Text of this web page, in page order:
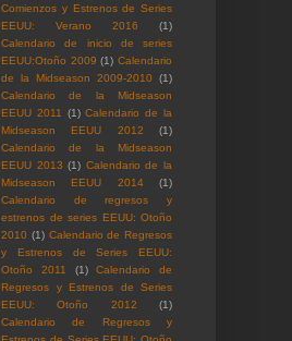
Comienzos y Estrenos de Series
EEUU: Verano 2016
(1)
Calendario de inicio de series
EEUU:Otoño 2009 (1) Calendario
de la Midseason 2009-2010
(1)
Calendario de la Midseason
EEUU 2011 (1) Calendario de la
Midseason EEUU 2012
(1)
Calendario de la Midseason
EEUU 2013 (1) Calendario de la
Midseason EEUU 2014
(1)
Calendario de regresos y
estrenos de series EEUU: Otoño
2010 (1) Calendario de Regresos
y Estrenos de Series EEUU:
Otoño 2011
(1)
Calendario de
Regresos y Estrenos de Series
EEUU: Otoño 2012
(1)
Calendario de Regresos y